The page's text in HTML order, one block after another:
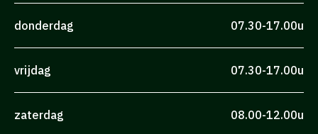
donderdag 07.30-17.00u
vrijdag 07.30-17.00u
zaterdag 08.00-12.00u